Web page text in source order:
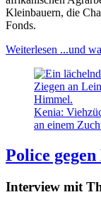
Kleinbauern, die
Fonds.
Weiterlesen ...und
Kenia:
an einem
Police
Interview mit